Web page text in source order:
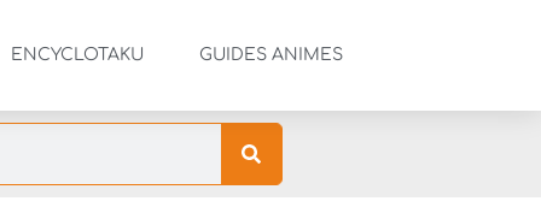
ENCYCLOTAKU GUIDES ANIMES